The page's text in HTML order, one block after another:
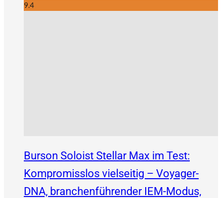
9.4
Burson Soloist Stellar Max im Test:
Kompromisslos vielseitig – Voyager-
DNA, branchenführender IEM-Modus,